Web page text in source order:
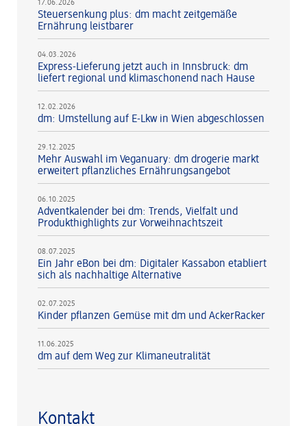
17.06.2026
Steuersenkung plus: dm macht zeitgemäße
Ernährung leistbarer
04.03.2026
Express-Lieferung jetzt auch in Innsbruck: dm
liefert regional und klimaschonend nach Hause
12.02.2026
dm: Umstellung auf E-Lkw in Wien abgeschlossen
29.12.2025
Mehr Auswahl im Veganuary: dm drogerie markt
erweitert pflanzliches Ernährungsangebot
06.10.2025
Adventkalender bei dm: Trends, Vielfalt und
Produkthighlights zur Vorweihnachtszeit
08.07.2025
Ein Jahr eBon bei dm: Digitaler Kassabon etabliert
sich als nachhaltige Alternative
02.07.2025
Kinder pflanzen Gemüse mit dm und AckerRacker
11.06.2025
dm auf dem Weg zur Klimaneutralität
Kontakt